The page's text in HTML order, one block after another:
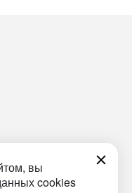
вы
cookies
на